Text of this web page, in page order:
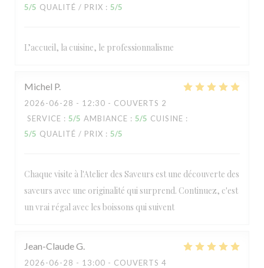
5/5 QUALITÉ / PRIX : 5/5
L’accueil, la cuisine, le professionnalisme
Michel P
2026-06-28 - 12:30 - COUVERTS 2
SERVICE : 5/5 AMBIANCE : 5/5 CUISINE :
5/5 QUALITÉ / PRIX : 5/5
Chaque visite à l'Atelier des Saveurs est une découverte des
saveurs avec une originalité qui surprend. Continuez, c'est
un vrai régal avec les boissons qui suivent
Jean-ClaudeG
2026-06-28 - 13:00 - COUVERTS 4